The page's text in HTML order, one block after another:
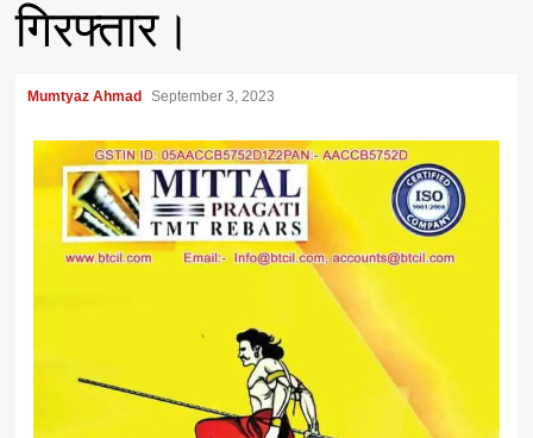
गिरफ्तार।
Mumtyaz Ahmad September 3, 2023